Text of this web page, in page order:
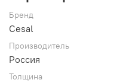
Бренд
Cesal
Производитель
Россия
Толщина